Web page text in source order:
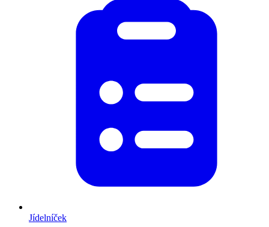
Jídelníček